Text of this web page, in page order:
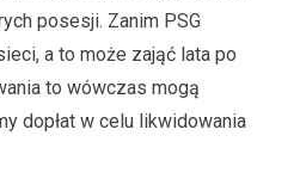
posesji. Zanim PSG
a to może zająć lata po
to wówczas mogą
dopłat w celu likwidowania